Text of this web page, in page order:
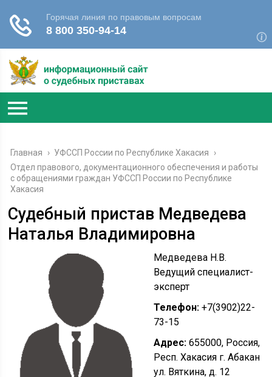
Главная › УФССП России по Республике Хакасия
›
Отдел правового, документационного обеспечения и работы
с обращениями граждан УФССП России по Республике
Хакасия
Судебный пристав Медведева
Наталья Владимировна
Медведева Н.В.
Ведущий специалист-
эксперт
Телефон: +7(3902)22-
73-15
Адрес: 655000, Россия,
Респ. Хакасия г. Абакан
ул. Вяткина, д. 12